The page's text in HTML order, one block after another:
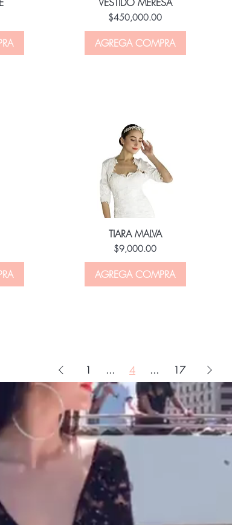
Price
$450,000.00
AGREGA COMPRA
TIARA MALVA
Price
$9,000.00
AGREGA COMPRA
1 ... 4 ... 17